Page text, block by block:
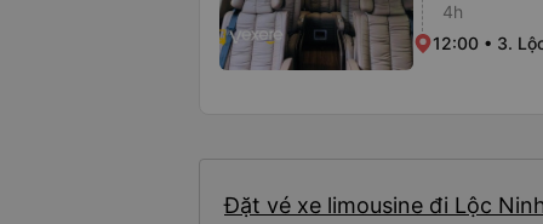
4h
12:00 • 3.
Đặt vé xe limousine đi Lộc